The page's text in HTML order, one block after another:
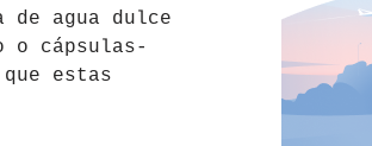
agua dulce
o cápsulas-
estas